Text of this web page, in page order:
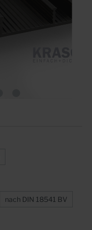
nach DIN 18541 BV